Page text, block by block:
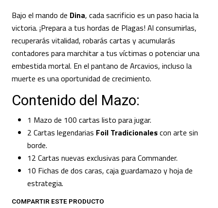
Bajo el mando de Dina, cada sacrificio es un paso hacia la
victoria. ¡Prepara a tus hordas de Plagas! Al consumirlas,
recuperarás vitalidad, robarás cartas y acumularás
contadores para marchitar a tus víctimas o potenciar una
embestida mortal. En el pantano de Arcavios, incluso la
muerte es una oportunidad de crecimiento.
Contenido del Mazo:
1 Mazo de 100 cartas listo para jugar.
2 Cartas legendarias Foil Tradicionalescon arte sin
borde.
12 Cartas nuevas exclusivas para Commander.
10 Fichas de dos caras, caja guardamazo y hoja de
estrategia.
COMPARTIR ESTE PRODUCTO